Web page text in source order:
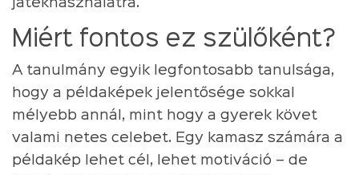
játékhasználatra.
Miért fontos ez szülőként?
A tanulmány egyik legfontosabb tanulsága,
hogy a példaképek jelentősége sokkal
mélyebb annál, mint hogy a gyerek követ
valami netes celebet. Egy kamasz számára a
példakép lehet cél, lehet motiváció – de